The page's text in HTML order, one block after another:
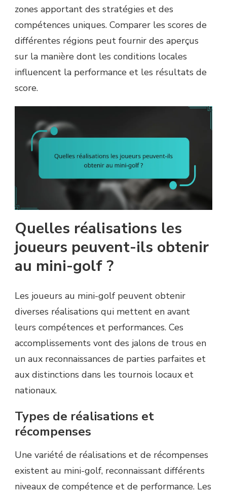
zones apportant des stratégies et des
compétences uniques. Comparer les scores de
différentes régions peut fournir des aperçus
sur la manière dont les conditions locales
influencent la performance et les résultats de
score.
Quelles réalisations les
joueurs peuvent-ils obtenir
au mini-golf ?
Les joueurs au mini-golf peuvent obtenir
diverses réalisations qui mettent en avant
leurs compétences et performances. Ces
accomplissements vont des jalons de trous en
un aux reconnaissances de parties parfaites et
aux distinctions dans les tournois locaux et
nationaux.
Types de réalisations et
récompenses
Une variété de réalisations et de récompenses
existent au mini-golf, reconnaissant différents
niveaux de compétence et de performance. Les